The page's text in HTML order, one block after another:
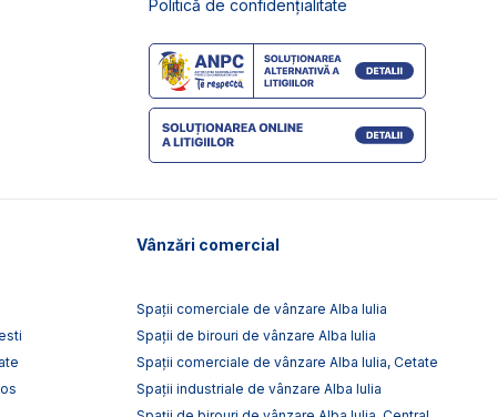
Politică de confidențialitate
Vânzări comercial
Spații comerciale de vânzare Alba Iulia
Spații de birouri de vânzare Alba Iulia
Spații comerciale de vânzare Alba Iulia, Cetate
Spații industriale de vânzare Alba Iulia